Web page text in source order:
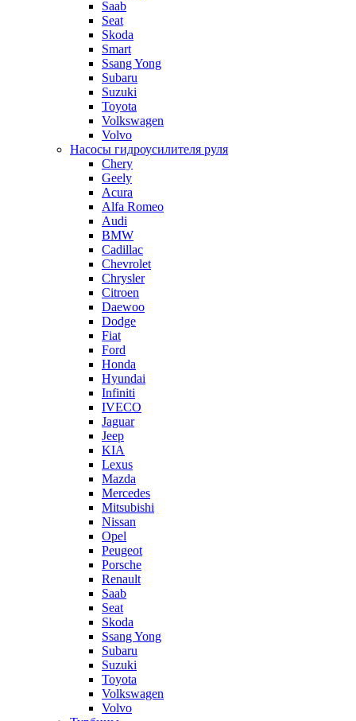
Saab
Seat
Skoda
Smart
Ssang Yong
Subaru
Suzuki
Toyota
Volkswagen
Volvo
Насосы гидроусилителя руля
Chery
Geely
Acura
Alfa Romeo
Audi
BMW
Cadillac
Chevrolet
Chrysler
Citroen
Daewoo
Dodge
Fiat
Ford
Honda
Hyundai
Infiniti
IVECO
Jaguar
Jeep
KIA
Lexus
Mazda
Mercedes
Mitsubishi
Nissan
Opel
Peugeot
Porsche
Renault
Saab
Seat
Skoda
Ssang Yong
Subaru
Suzuki
Toyota
Volkswagen
Volvo